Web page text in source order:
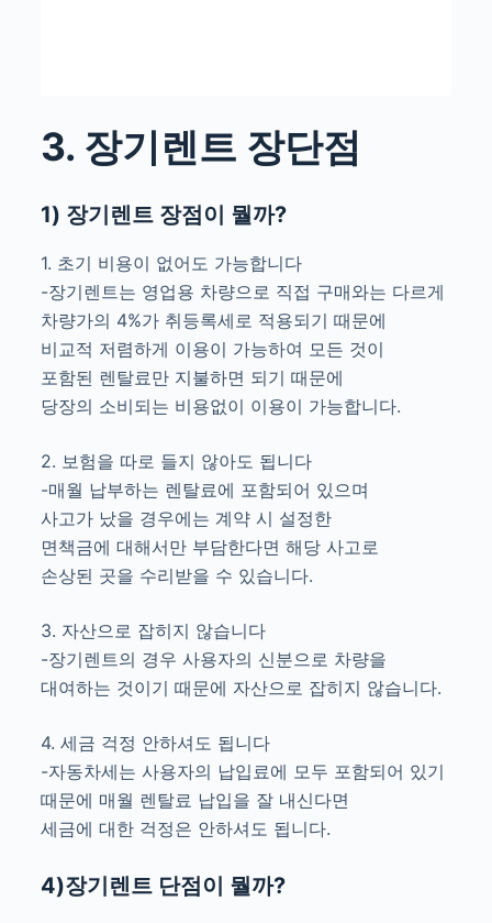
3. 장기렌트 장단점
1) 장기렌트 장점이 뭘까?
1. 초기 비용이 없어도 가능합니다
-장기렌트는 영업용 차량으로 직접 구매와는 다르게
차량가의 4%가 취등록세로 적용되기 때문에
비교적 저렴하게 이용이 가능하여 모든 것이
포함된 렌탈료만 지불하면 되기 때문에
당장의 소비되는 비용없이 이용이 가능합니다.
2. 보험을 따로 들지 않아도 됩니다
-매월 납부하는 렌탈료에 포함되어 있으며
사고가 났을 경우에는 계약 시 설정한
면책금에 대해서만 부담한다면 해당 사고로
손상된 곳을 수리받을 수 있습니다.
3. 자산으로 잡히지 않습니다
-장기렌트의 경우 사용자의 신분으로 차량을
대여하는 것이기 때문에 자산으로 잡히지 않습니다.
4. 세금 걱정 안하셔도 됩니다
-자동차세는 사용자의 납입료에 모두 포함되어 있기
때문에 매월 렌탈료 납입을 잘 내신다면
세금에 대한 걱정은 안하셔도 됩니다.
4)장기렌트 단점이 뭘까?